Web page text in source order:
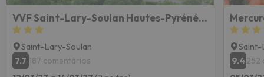
VVF Saint-Lary-Soulan Hautes-Pyrénées
Saint-Lary-Soulan
7.7 187 comentários
9.4252